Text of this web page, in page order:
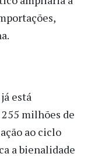
está
milhões de
ao ciclo
a bienalidade